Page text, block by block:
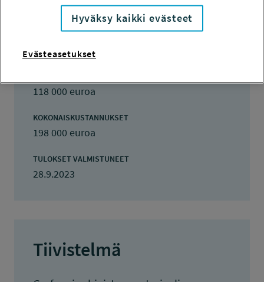
TOTEUTUSAIKA
1.1.2021 - 30.8.2023
TYÖSUOJELURAHASTON PÄÄTÖS
118 000 euroa
KOKONAISKUSTANNUKSET
198 000 euroa
TULOKSET VALMISTUNEET
28.9.2023
Tiivistelmä
Hyväksy kaikki evästeet
Evästeasetukset